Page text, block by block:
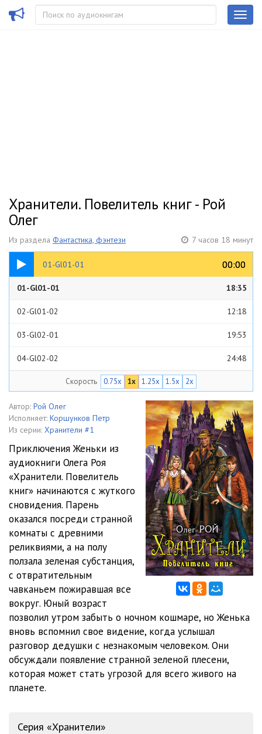
Хранители. Повелитель книг - Рой
Олег
Из раздела Фантастика, фэнтези 7 часов 18 минут
01-Gl01-01 00:00
00:00
18:35
01-Gl01-01 18:35
02-Gl01-02 12:18
03-Gl02-01 19:53
04-Gl02-02 24:48
06-Gl03-02 24:43
07-Gl04-01 18:24
08-Gl04-02 17:39
09-Gl05-01 21:14
15:42
11-Gl06-01 25:21
12-Gl06-02 21:03
18:43
14-Gl07-02
15-Gl08-01 24:34
17-Gl09-01 13:30
18-Gl09-02
Скорость 0.75x 1x 1.25x 1.5x 2x
Автор: Рой Олег
Исполняет: Коршунков Петр
Из серии: Хранители #1
Приключения Женьки из
аудиокниги Олега Роя
«Хранители. Повелитель
книг» начинаются с жуткого
сновидения. Парень
оказался посреди странной
комнаты с древними
реликвиями, а на полу
ползала зеленая субстанция,
с отвратительным
чавканьем пожиравшая все
вокруг. Юный возраст
позволил утром забыть о ночном кошмаре, но Женька
вновь вспомнил свое видение, когда услышал
разговор дедушки с незнакомым человеком. Они
обсуждали появление странной зеленой плесени,
которая может стать угрозой для всего живого на
планете.
Серия «Хранители»